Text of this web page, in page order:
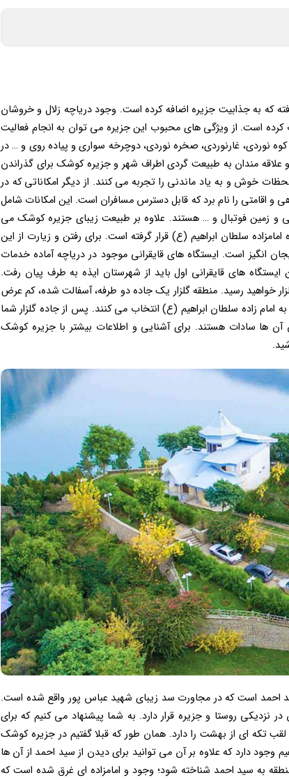
که به جذابیت جزیره اضافه کرده است. وجود دریاچه زلال و خروشان
است. از ویژگی های محبوب این جزیره می توان به انجام فعالیت
نوردی، غارنوردی، صخره نوردی، دوچرخه سواری و پیاده روی و … در
مندان به طبیعت گردی اطراف شهر و جزیره کوشک برای گذراندن
خوش و به یاد ماندنی را تجربه می کنند. از دیگر امکاناتی که در
و اقامتی را نام برد که قابل دسترس مسافران است. این امکانات شامل
و زمین فوتبال و … هستند. علاوه بر طبیعت زیبای جزیره کوشک می
سلطان ابراهیم (ع) قرار گرفته است. برای رفتن و زیارت از این
انگیز است. ایستگاه های قایقرانی موجود در دریاچه آماده خدمات
ایستگاه های قایقرانی اول باید از شهرستان ایذه به طرف پیان رفت.
خواهید رسید. منطقه گلزار یک جاده دو طرفه، آسفالت شده، کم عرض
امام زاده سلطان ابراهیم (ع) انتخاب می کنند. پس از جاده گلزار شما
آن ها سادات هستند. برای آشنایی و اطلاعات بیشتر با جزیره کوشک
احمد است که در مجاورت سد زیبای شهید عباس پور واقع شده است.
روستا و جزیره قرار دارد. به شما پیشنهاد می کنیم که برای
تکه ای از بهشت را دارد. همان طور که قبلا گفتیم در جزیره کوشک
وجود دارد که علاوه بر آن می توانید برای دیدن از سید احمد از آن ها
به سید احمد شناخته شود؛ وجود و امامزاده ای غرق شده است که